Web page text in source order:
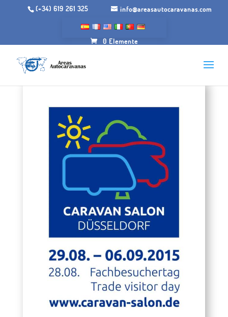
(+34) 619 261 325 info@areasautocaravanas.com
0 Elemente